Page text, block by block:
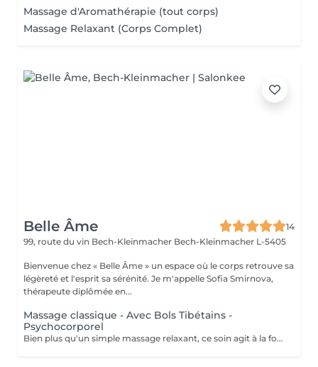
Massage d'Aromathérapie (tout corps)
Massage Relaxant (Corps Complet)
Belle Âme
14
99, route du vin Bech-Kleinmacher Bech-Kleinmacher L-5405
Bienvenue chez « Belle Âme » un espace où le corps retrouve sa
légèreté et l'esprit sa sérénité. Je m'appelle Sofia Smirnova,
thérapeute diplômée en...
Massage classique - Avec Bols Tibétains -
Psychocorporel
Bien plus qu'un simple massage relaxant, ce soin agit à la fois sur le corps et l'énergie. Il libère les tensions physiques, harmonise le flux énergétique et apaise l'esprit. Chaque séance associe les techniques corporelles à un travail subtil sur l'énergie, créant une atmosphère de profonde sérénité et de légèreté. Nettoyage des Chakras inclus dans le soin